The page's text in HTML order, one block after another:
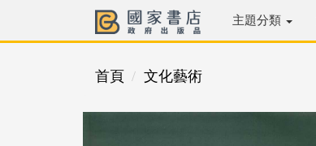
主題分類
首頁 文化藝術